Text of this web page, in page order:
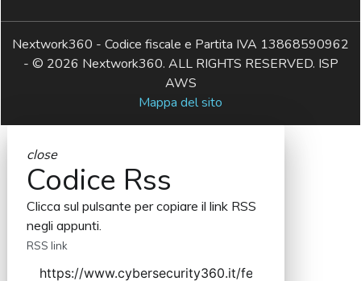
Nextwork360 - Codice fiscale e Partita IVA 13868590962
- © 2026 Nextwork360. ALL RIGHTS RESERVED. ISP
AWS
Mappa del sito
close
Codice Rss
Clicca sul pulsante per copiare il link RSS
negli appunti.
RSS link